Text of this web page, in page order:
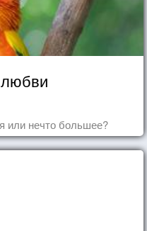
или нечто большее?